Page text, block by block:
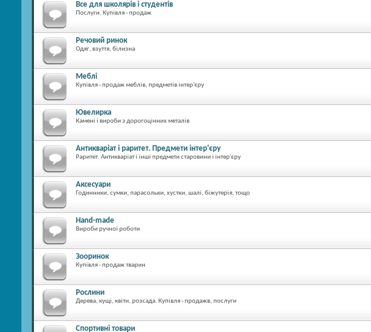
Все для школярів і студентів
Послуги. Купівля - продаж
Речовий ринок
Одяг, взуття, білизна
Меблі
Купівля - продаж меблів, предметів інтер'єру
Ювелирка
Камені і вироби з дорогоцінних металів
Антикваріат і раритет. Предмети інтер'єру
Раритет. Антикваріат і інші предмети старовини і інтер'єру
Аксесуари
Годинники, сумки, парасольки, хустки, шалі, біжутерія, тощо
Hand-made
Вироби ручної роботи
Зооринок
Купівля - продаж тварин
Рослини
Дерева, кущі, квіти, розсада. Купівля - продажв, послуги
Спортивні товари